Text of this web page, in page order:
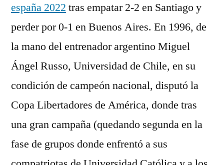
españa 2022 tras empatar 2-2 en Santiago y
perder por 0-1 en Buenos Aires. En 1996, de
la mano del entrenador argentino Miguel
Ángel Russo, Universidad de Chile, en su
condición de campeón nacional, disputó la
Copa Libertadores de América, donde tras
una gran campaña (quedando segunda en la
fase de grupos donde enfrentó a sus